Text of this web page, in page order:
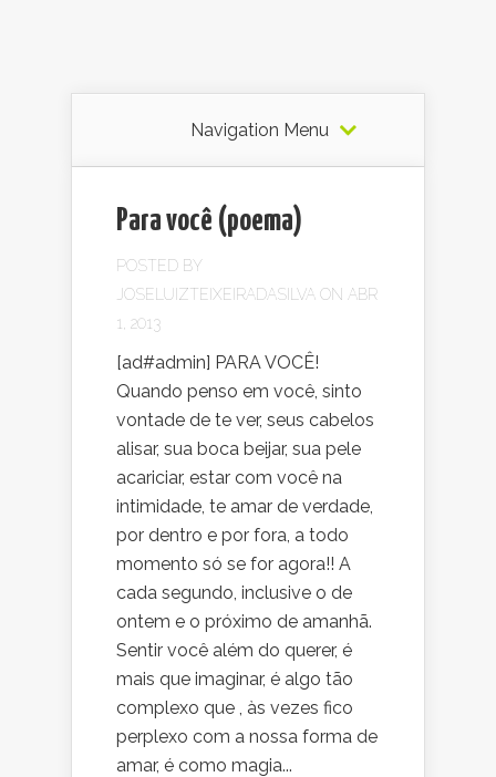
Navigation Menu
Para você (poema)
POSTED BY
JOSELUIZTEIXEIRADASILVA ON ABR
1, 2013
[ad#admin] PARA VOCÊ!
Quando penso em você, sinto
vontade de te ver, seus cabelos
alisar, sua boca beijar, sua pele
acariciar, estar com você na
intimidade, te amar de verdade,
por dentro e por fora, a todo
momento só se for agora!! A
cada segundo, inclusive o de
ontem e o próximo de amanhã.
Sentir você além do querer, é
mais que imaginar, é algo tão
complexo que , às vezes fico
perplexo com a nossa forma de
amar, é como magia...